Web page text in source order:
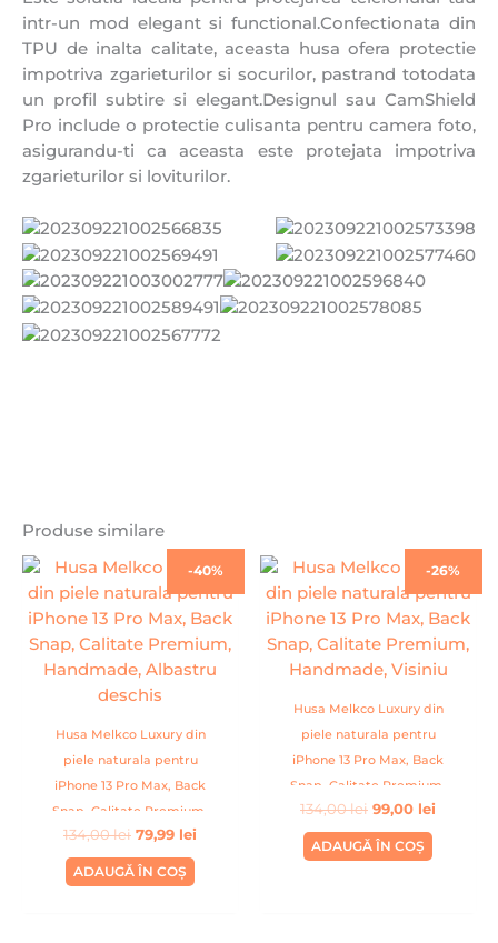
intr-un mod elegant si functional.Confectionata din
TPU de inalta calitate, aceasta husa ofera protectie
impotriva zgarieturilor si socurilor, pastrand totodata
un profil subtire si elegant.Designul sau CamShield
Pro include o protectie culisanta pentru camera foto,
asigurandu-ti ca aceasta este protejata impotriva
zgarieturilor si loviturilor.
Produse similare
-40%
Husa Melkco Luxury din
piele naturala pentru
iPhone 13 Pro Max, Back
Snap, Calitate Premium,
Handmade, Albastru
deschis
134,00lei
Prețul
a
fost:
134,00 lei.
79,99 lei
Prețul
este:
79,99 lei.
ADAUGĂ ÎN COȘ
-26%
Husa Melkco Luxury din
piele naturala pentru
iPhone 13 Pro Max, Back
Snap, Calitate Premium,
Handmade, Visiniu
134,00lei
Prețul
a
fost:
134,00 lei.
99,00 lei
Prețul
este:
99,00
ADAUGĂ ÎN COȘ